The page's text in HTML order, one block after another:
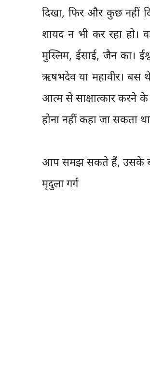
दिखा, फिर और कुछ नहीं
शायद न भी कर रहा हो।
मुस्लिम, ईसाई, जैन का।
ऋषभदेव या महावीर। बस
आत्म से साक्षात्कार करने के
होना नहीं कहा जा सकता
आप समझ सकते हैं, उसके
मृदुला गर्ग